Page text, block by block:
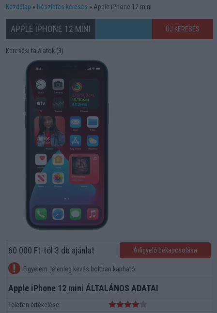
Kezdőlap Részletes keresés Apple iPhone 12 mini
APPLE IPHONE 12 MINI ÚJ KERESÉS
Keresési találatok (3)
60 000 Ft-tól 3 db ajánlat Árfigyelő bekapcsolása
Figyelem: jelenleg kevés boltban kapható
Apple iPhone 12 mini ÁLTALÁNOS ADATAI
Telefon értékelése: